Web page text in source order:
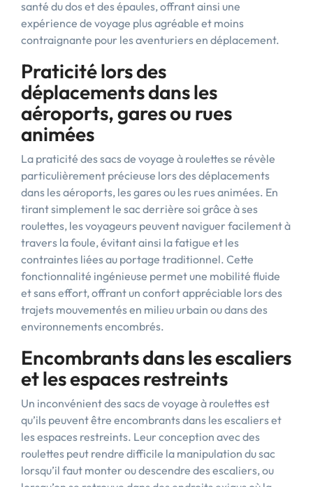
santé du dos et des épaules, offrant ainsi une
expérience de voyage plus agréable et moins
contraignante pour les aventuriers en déplacement.
Praticité lors des
déplacements dans les
aéroports, gares ou rues
animées
La praticité des sacs de voyage à roulettes se révèle
particulièrement précieuse lors des déplacements
dans les aéroports, les gares ou les rues animées. En
tirant simplement le sac derrière soi grâce à ses
roulettes, les voyageurs peuvent naviguer facilement à
travers la foule, évitant ainsi la fatigue et les
contraintes liées au portage traditionnel. Cette
fonctionnalité ingénieuse permet une mobilité fluide
et sans effort, offrant un confort appréciable lors des
trajets mouvementés en milieu urbain ou dans des
environnements encombrés.
Encombrants dans les escaliers
et les espaces restreints
Un inconvénient des sacs de voyage à roulettes est
qu’ils peuvent être encombrants dans les escaliers et
les espaces restreints. Leur conception avec des
roulettes peut rendre difficile la manipulation du sac
lorsqu’il faut monter ou descendre des escaliers, ou